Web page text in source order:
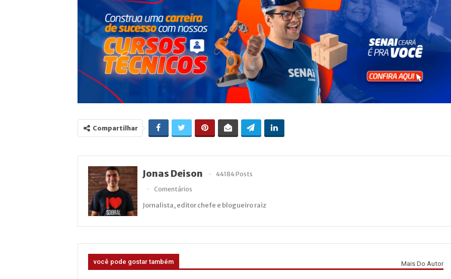
Compartilhar
Jonas Deison
44184 Posts
Comentários
Jornalista, editor chefe e blogueiro raiz
você pode gostar também Mais Do Autor